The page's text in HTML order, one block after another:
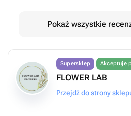
Pokaż wszystkie
Supersklep Akceptuje
FLOWER LAB
Przejdź do strony